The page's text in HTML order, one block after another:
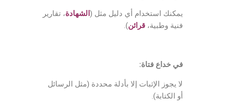
يمكنك استخدام أي دليل مثل ( الشهادة، تقارير
فنية وطبية، قرائن).
في خداع فتاة:
لا يجوز الإثبات إلا بأدلة محددة (مثل الرسائل
أو الكتابة).